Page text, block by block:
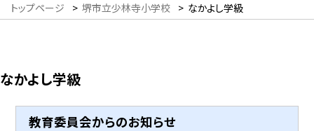
トップページ > 堺市立少林寺小学校 > なかよし学級
なかよし学級
教育委員会からのお知らせ